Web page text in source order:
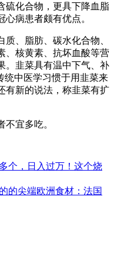
硫化合物，更具下降血脂
病患者颇有优点。
、脂肪、碳水化合物、
、核黄素、抗坏血酸等营
。韭菜具有温中下气、补
统中医学习惯于用韭菜来
有新的说法，称韭菜有扩
宜多吃。
个，日入过万！这个烧
的尖端欧洲食材：法国